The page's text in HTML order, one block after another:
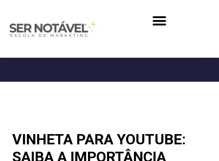
VINHETA PARA YOUTUBE:
SAIBA A IMPORTÂNCIA